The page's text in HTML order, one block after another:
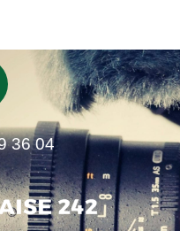
36 04